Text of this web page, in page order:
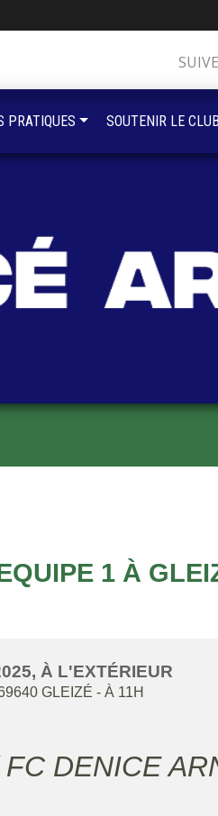
1 À
, À L'EXTÉRIEUR
GLEIZÉ - À 11H
DENICE
PRATIQUES SOUTENIR LE CLUB